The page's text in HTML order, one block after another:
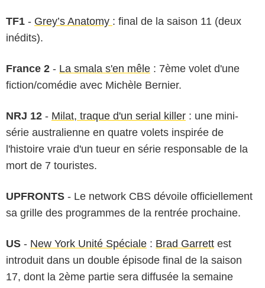
TF1 - Grey’s Anatomy : final de la saison 11 (deux
inédits).
France 2 - La smala s'en mêle : 7ème volet d'une
fiction/comédie avec Michèle Bernier.
NRJ 12 - Milat, traque d'un serial killer : une mini-
série australienne en quatre volets inspirée de
l'histoire vraie d'un tueur en série responsable de la
mort de 7 touristes.
UPFRONTS - Le network CBS dévoile officiellement
sa grille des programmes de la rentrée prochaine.
US - New York Unité Spéciale : Brad Garrett est
introduit dans un double épisode final de la saison
17, dont la 2ème partie sera diffusée la semaine